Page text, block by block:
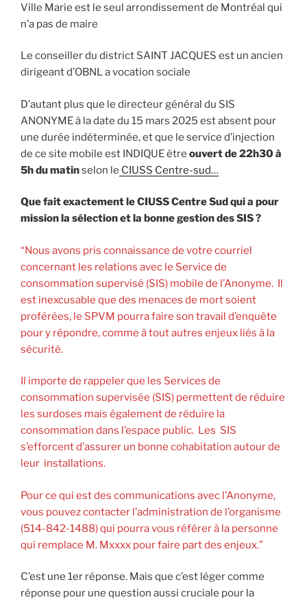
Ville Marie est le seul arrondissement de Montréal qui
n’a pas de maire
Le conseiller du district SAINT JACQUES est un ancien
dirigeant d’OBNL a vocation sociale
D’autant plus que le directeur général du SIS
ANONYME à la date du 15 mars 2025 est absent pour
une durée indéterminée, et que le service d’injection
de ce site mobile est INDIQUE être ouvert de 22h30 à
5h du matinselon le CIUSS Centre-sud…
Que fait exactement le CIUSS Centre Sud qui a pour
mission la sélection et la bonne gestion des SIS ?
“Nous avons pris connaissance de votre courriel
concernant les relations avec le Service de
consommation supervisé (SIS) mobile de l’Anonyme. Il
est inexcusable que des menaces de mort soient
proférées, le SPVM pourra faire son travail d’enquête
pour y répondre, comme à tout autres enjeux liés à la
sécurité.
Il importe de rappeler que les Services de
consommation supervisée (SIS) permettent de réduire
les surdoses mais également de réduire la
consommation dans l’espace public. Les SIS
s’efforcent d’assurer un bonne cohabitation autour de
leur installations.
Pour ce qui est des communications avec l’Anonyme,
vous pouvez contacter l’administration de l’organisme
(514-842-1488) qui pourra vous référer à la personne
qui remplace M. Mxxxx pour faire part des enjeux.”
C’est une 1er réponse. Mais que c’est léger comme
réponse pour une question aussi cruciale pour la